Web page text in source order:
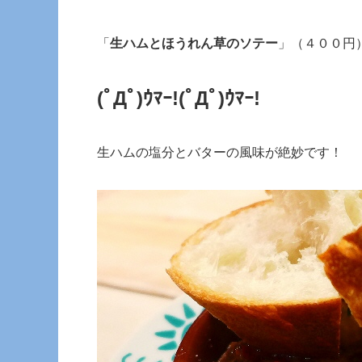
「 生ハムとほうれん草のソテー 」（４００円
(ﾟДﾟ)ｳﾏｰ!(ﾟДﾟ)ｳﾏｰ!
生ハムの塩分とバターの風味が絶妙です！